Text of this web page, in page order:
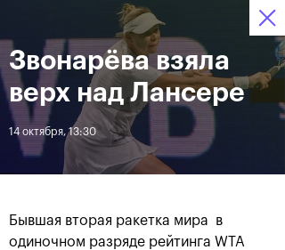
16-24 октября 2021
Доступ на стадионы
по QR-кодам
10
HRS
57
MINS
29
Новости
За все время Дата
ЛЕНТА
Звонарёва взяла
верх над Лансере
14 октября, 13:30
Бывшая вторая ракетка мира в
одиночном разряде рейтинга WTA